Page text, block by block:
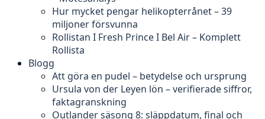
Hur mycket pengar helikopterrånet – 39
miljoner försvunna
Rollistan I Fresh Prince I Bel Air – Komplett
Rollista
Blogg
Att göra en pudel – betydelse och ursprung
Ursula von der Leyen lön – verifierade siffror,
faktagranskning
Outlander säsong 8: släppdatum, final och